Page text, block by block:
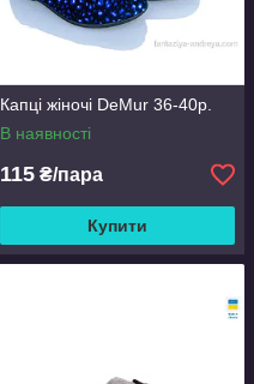
Капці жіночі DeMur 36-40р.
В наявності
115 ₴/пара
Купити